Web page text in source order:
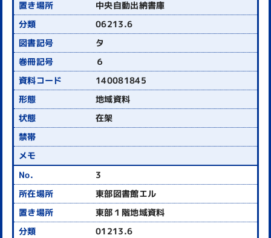
中央自動出納書庫
06213.6
タ
６
140081845
地域資料
在架
3
東部図書館エル
東部１階地域資料
01213.6